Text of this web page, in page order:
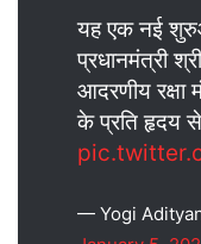
यह एक नई
प्रधानमंत्री
आदरणीय रक्षा
के प्रति हृदय
— Yogi